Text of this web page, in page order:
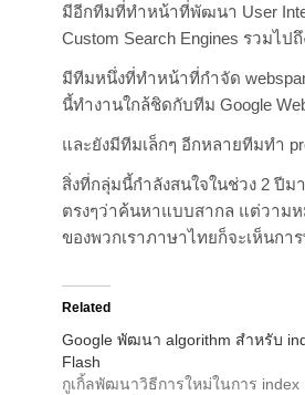
มีอีกทีมที่ทำหน้าที่พัฒนา User
Custom Search Engines รวมไป
มีทีมหนึ่งที่ทำหน้าที่กำจัด
นี้ทำงานใกล้ชิดกับทีม Google
และยังมีทีมเล็กๆ อีกหลายทีมทำ
สิ่งที่กลุ่มนี้กำลังสนใจในช่วง 2 ปี
ตรงๆว่าค้นหาแบบสากล แต่วามห
ของพวกเราภาษาไทยก็จะเห็นกา
Related
Google พัฒนา algorithm สำหรับ
Flash
กูเกิ้ลพัฒนาวิธีการใหม่ในการ index